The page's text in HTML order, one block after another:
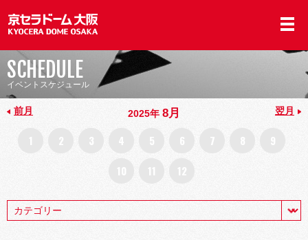
SCHEDULE
イベントスケジュール
前月 2025年 8月 翌月
1 2 3 4 5 6 7 8
9
10
11 12